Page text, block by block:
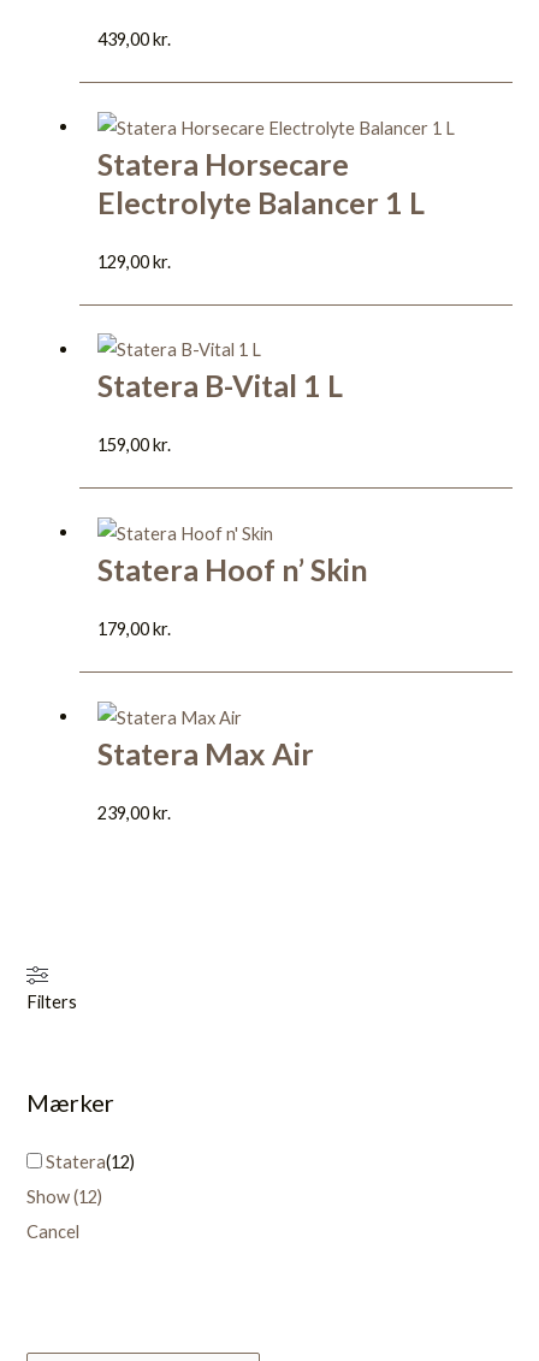
Filters
Mærker
Statera(12)
Show(12)
Cancel
439,00kr.
Statera Horsecare
Electrolyte Balancer 1 L
129,00kr.
Statera B-Vital 1 L
159,00kr.
Statera Hoof n’ Skin
179,00kr.
Statera Max Air
239,00kr.